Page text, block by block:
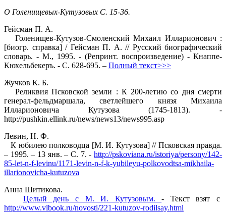
О Голенищевых-Кутузовых С. 15-36.
Гейсман П. А.
Голенищев-Кутузов-Смоленский Михаил Илларионович :
[биогр. справка] / Гейсман П. А. // Русский биографический
словарь. - М., 1995. - (Репринт. воспроизведение) - Кнаппе-
Кюхельбекеръ. - С. 628-695. – Полный текст>>>
Жучков К. Б.
Реликвия Псковской земли : К 200-летию со дня смерти
генерал-фельдмаршала, светлейшего князя Михаила
Илларионовича Кутузова (1745-1813). -
http://pushkin.ellink.ru/news/news13/news995.asp
Левин, Н. Ф.
К юбилею полководца [М. И. Кутузова] // Псковская правда.
– 1995. – 13 янв. – С. 7. - http://pskoviana.ru/istoriya/persony/142-
85-let-n-f-levinu/1171-levin-n-f-k-yubileyu-polkovodtsa-mikhaila-
illarionovicha-kutuzova
Анна Шитикова.
Целый день с М. И. Кутузовым.- Текст взят с
http://www.vlbook.ru/novosti/221-kutuzov-rodilsay.html